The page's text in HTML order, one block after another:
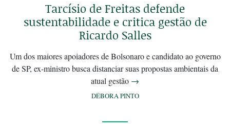
Tarcísio de Freitas defende
sustentabilidade e critica gestão de
Ricardo Salles
Um dos maiores apoiadores de Bolsonaro e candidato ao governo
de SP, ex-ministro busca distanciar suas propostas ambientais da
atual gestão →
DÉBORA PINTO